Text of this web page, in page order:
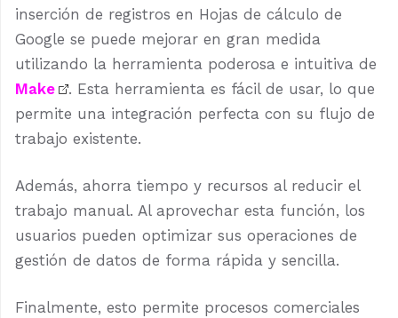
inserción de registros en Hojas de cálculo de
Google se puede mejorar en gran medida
utilizando la herramienta poderosa e intuitiva de
Make
. Esta herramienta es fácil de usar, lo que
permite una integración perfecta con su flujo de
trabajo existente.
Además, ahorra tiempo y recursos al reducir el
trabajo manual. Al aprovechar esta función, los
usuarios pueden optimizar sus operaciones de
gestión de datos de forma rápida y sencilla.
Finalmente, esto permite procesos comerciales